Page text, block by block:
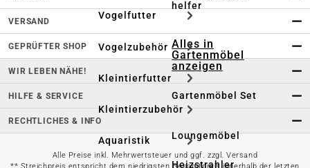
Vogelfutter
Vogelzubehör
Kleintierfutter
Kleintierzubehör
Aquaristik
helfer
Alles in
Gartenmöbel
anzeigen
Gartenmöbel Set
Loungemöbel
Heizstrahler
VERSAND
GEPRÜFTER SHOP
WIR LEBEN NÄHE!
HILFE & SERVICE
RECHTLICHES & INFO
Alle Preise inkl. Mehrwertsteuer und ggf. zzgl. Versand